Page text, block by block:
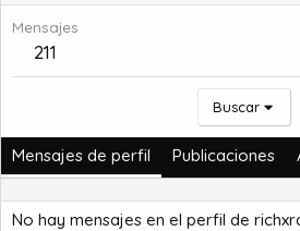
Mensajes
211
Buscar
Mensajes de perfil Publicaciones
No hay mensajes en el perfil de